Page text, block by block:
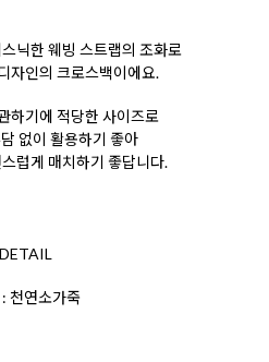
닉한 웨빙 스트랩의 조화로
자인의 크로스백이에요.
하기에 적당한 사이즈로
없이 활용하기 좋아
럽게 매치하기 좋답니다.
DETAIL
천연소가죽